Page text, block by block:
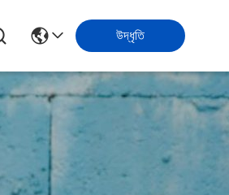
উদ্ধৃতি